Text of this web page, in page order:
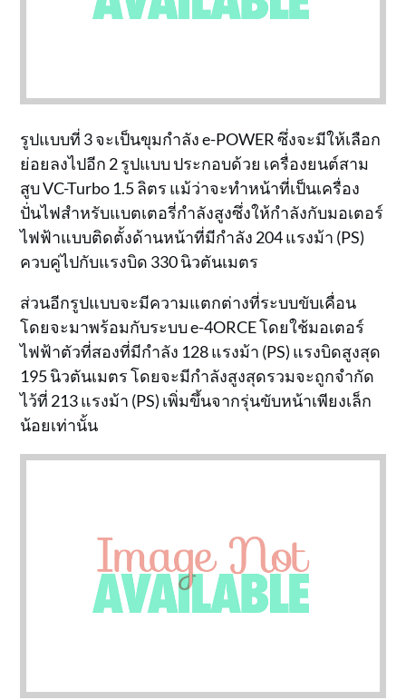
รูปแบบที่ 3 จะเป็นขุมกำลัง e-POWER ซึ่งจะมีให้เลือก
ย่อยลงไปอีก 2 รูปแบบ ประกอบด้วย เครื่องยนต์สาม
สูบ VC-Turbo 1.5 ลิตร แม้ว่าจะทำหน้าที่เป็นเครื่อง
ปั่นไฟสำหรับแบตเตอรี่กำลังสูงซึ่งให้กำลังกับมอเตอร์
ไฟฟ้าแบบติดตั้งด้านหน้าที่มีกำลัง 204 แรงม้า (PS)
ควบคู่ไปกับแรงบิด 330 นิวตันเมตร
ส่วนอีกรูปแบบจะมีความแตกต่างที่ระบบขับเคื่อน
โดยจะมาพร้อมกับระบบ e-4ORCE โดยใช้มอเตอร์
ไฟฟ้าตัวที่สองที่มีกำลัง 128 แรงม้า (PS) แรงบิดสูงสุด
195 นิวตันเมตร โดยจะมีกำลังสูงสุดรวมจะถูกจำกัด
ไว้ที่ 213 แรงม้า (PS) เพิ่มขึ้นจากรุ่นขับหน้าเพียงเล็ก
น้อยเท่านั้น